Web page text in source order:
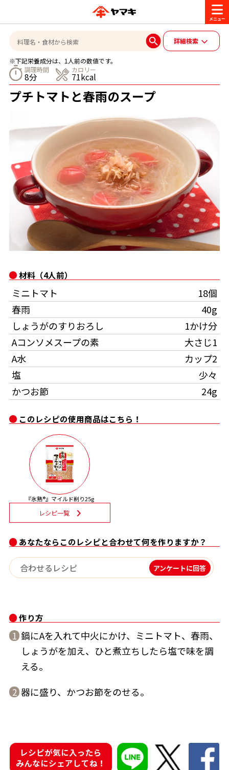
商品情報
ブランド一覧
ヤマキ『めんつゆ』 ヤマキ 割烹白だし
旨さ、別格。だし屋の鍋
楽チン屋®
新鮮一番 『氷熟®』
『踊り節』
鰹節屋の
だしパック
レシピ
おいしいレシピトップ
主食レシピ
主菜レシピ
汁物レシピ
おいしいレシピを商品から探す
かつお節レシピ
めんつゆレシピ
割烹白だしレシピ
レシピ特設サイト
割烹白だしレシピ特集
だし巻き卵特集
かつおだしが決め手！簡単茶碗蒸し
かつお節・だしを楽しむ
かつお節・だしを知る
だしの取り方
かつお節の削り方
かつお節・だしをもっと知る
かつお節・だしを楽しむ
だしコミュ
CM・キャンペーン
CM
キャンペーン一覧
企業・採用情報
企業情報
- 百年対話
採用情報
- ジョブリターン制
お問い合わせ
ヤマキお客様相談室
オンラインショップ
Global
詳細検索
※下記栄養成分は、1人前の数値です。
調理時間
8分
カロリー
71kcal
プチトマトと春雨のスープ
このレシピの使用商品はこちら！
『氷熟®』マイルド削り25g
レシピ一覧
あなたならこのレシピと合わせて何を作りますか？
アンケートに回答
作り方
1 鍋にAを入れて中火にかけ、ミニトマト、春雨、
しょうがを加え、ひと煮立ちしたら塩で味を調
える。
2 器に盛り、かつお節をのせる。
材料（4人前）
ミニトマト
18個
春雨
40g
しょうがのすりおろし
1かけ分
Aコンソメスープの素
大さじ1
A水
カップ2
塩
少々
かつお節
24g
レシピが気に入ったら
みんなにシェアしてね！